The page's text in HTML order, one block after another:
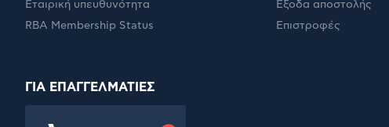
Εταιρική υπευθυνότητα
RBA Membership Status
Έξοδα αποστολής
Επιστροφές
ΓΙΑ ΕΠΑΓΓΕΛΜΑΤΙΕΣ